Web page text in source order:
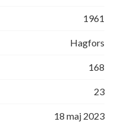
1961
Hagfors
168
23
18 maj 2023